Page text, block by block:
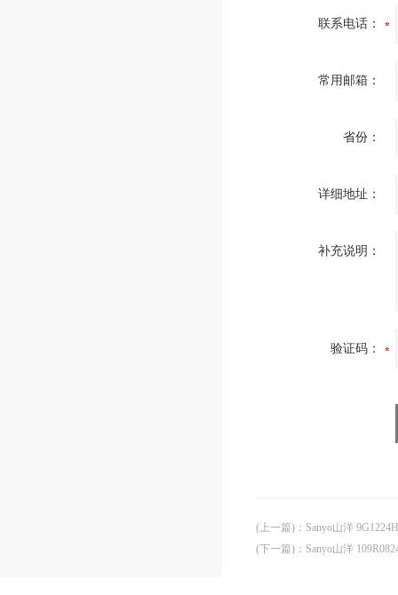
联系电话：
常用邮箱：
省份：
详细地址：
补充说明：
验证码：
(上一篇) ： Sanyo山洋
(下一篇) ： Sanyo山洋